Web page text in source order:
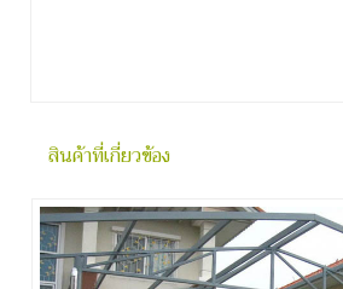
สินค้าที่เกี่ยวข้อง